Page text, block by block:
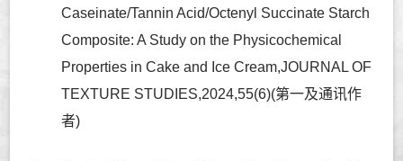
Caseinate/Tannin Acid/Octenyl Succinate Starch
Composite: A Study on the Physicochemical
Properties in Cake and Ice Cream,JOURNAL OF
TEXTURE STUDIES,2024,55(6)(第一及通讯作
者)